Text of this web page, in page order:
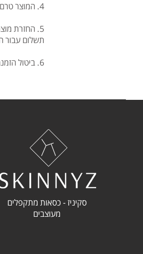
4. המוצר טרם הורכב פיזית בבית הלקוח (אין אפשרות להחזיר מוצר שכבר הורכב בבית הלקוח ואושרה תקינותו בפני המוביל\מרכיב או מי מטעמנו).
תשלום עבור
6. ביטול הזמנה טרם המוצר נשלח לבית הלקוח,
סקיניז - כסאות מתקפלים
מעוצבים